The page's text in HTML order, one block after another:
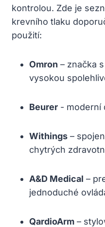
kontrolou. Zde je
krevního tlaku
použití:
Omron – značka
vysokou
Beurer -⁣ moderní
Withings –
chytrých
A&D Medical –
jednoduché
QardioArm –